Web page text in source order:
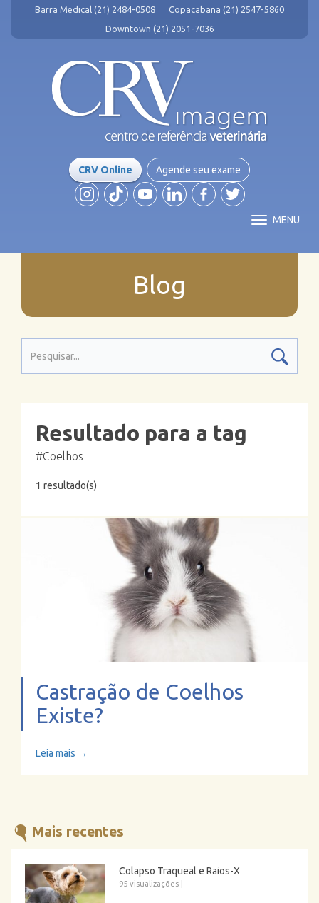
Barra Medical (21) 2484-0508
Copacabana (21) 2547-5860
Downtown (21) 2051-7036
CRV Online Agende seu exame
MENU
Blog
Resultado para a tag
#Coelhos
1 resultado(s)
Castração de Coelhos
Existe?
Leia mais →
Mais recentes
Colapso Traqueal e Raios-X
95 visualizações